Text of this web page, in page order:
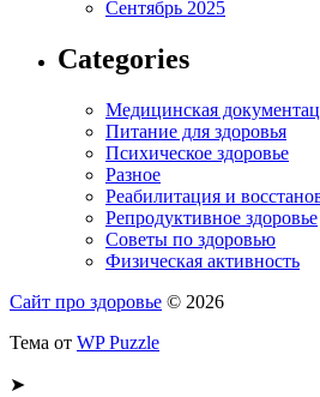
Сентябрь 2025
Categories
Медицинская
Питание для здоровья
Психическое здоровье
Разное
Реабилитация и
Репродуктивное здоровье
Советы по здоровью
Физическая активность
Сайт про здоровье © 2026
Тема от WP Puzzle
➤